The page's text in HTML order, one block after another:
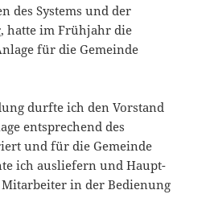
des Systems und der
hatte im Frühjahr die
für die Gemeinde
durfte ich den Vorstand
entsprechend des
und für die Gemeinde
ich ausliefern und Haupt-
in der Bedienung